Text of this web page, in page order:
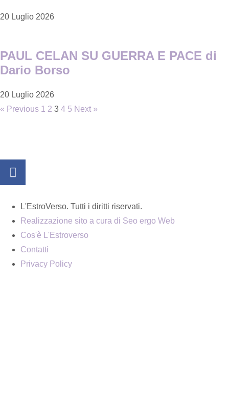
20 Luglio 2026
PAUL CELAN SU GUERRA E PACE di
Dario Borso
20 Luglio 2026
« Previous 1 2 3 4 5 Next »
L'EstroVerso. Tutti i diritti riservati.
Realizzazione sito a cura di Seo ergo Web
Cos'è L'Estroverso
Contatti
Privacy Policy